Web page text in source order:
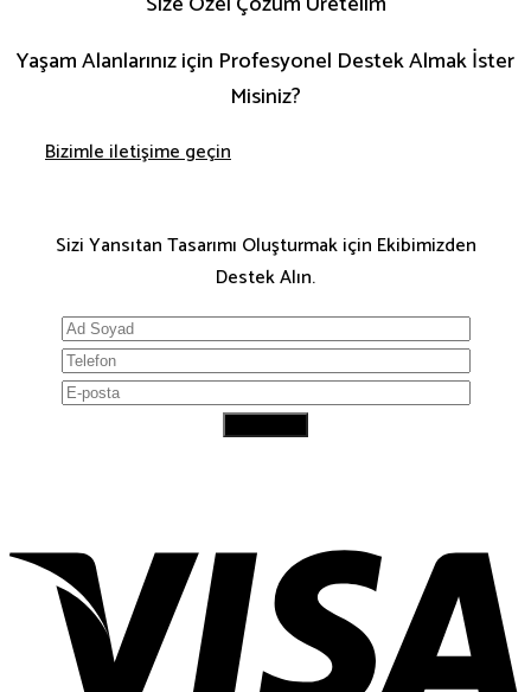
Yaşam Alanlarınız için Profesyonel Destek Almak İster
Misiniz?
Bizimle iletişime geçin
Sizi Yansıtan Tasarımı Oluşturmak için Ekibimizden
Destek Alın.